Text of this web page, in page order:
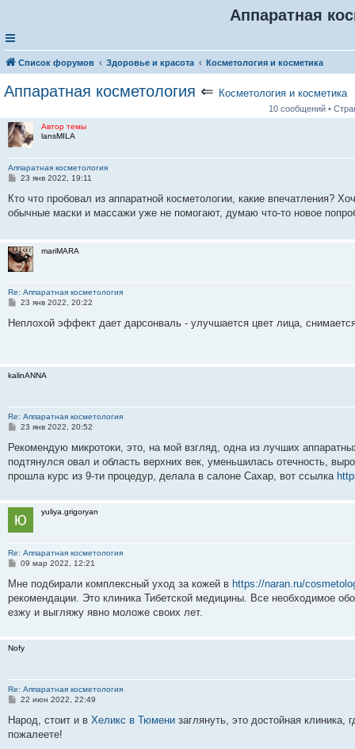
Аппаратная
Список форумов Здоровье и красота Косметология и косметика
Аппаратная косметология ⇐ Косметология и косметика
10 сообщений •
Автор темы
lansMILA
Аппаратная косметология
С
о
щ
е
23 янв 2022, 19:11
Кто что пробовал из аппаратной косметологии, какие впечатления?
обычные маски и массажи уже не помогают, думаю что-то новое
mariMARA
Re: Аппаратная косметология
С
о
и
е
23 янв 2022, 20:22
Неплохой эффект дает дарсонваль - улучшается цвет лица,
kalinANNA
Re: Аппаратная косметология
С
о
щ
е
е
23 янв 2022, 20:52
Рекомендую микротоки, это, на мой взгляд, одна из лучших
подтянулся овал и область верхних век, уменьшилась отечность,
прошла курс из 9-ти процедур, делала в салоне Сахар, вот ссылка
yuliya.grigoryan
Re: Аппаратная косметология
С
о
щ
е
е
09 мар 2022, 12:21
Мне подбирали комплексный уход за кожей в https://naran.ru/
рекомендации. Это клиника Тибетской медицины. Все необходимое
езжу и выгляжу явно моложе своих лет.
Nofy
Re: Аппаратная косметология
С
о
б
щ
22 июн 2022, 22:49
Народ, стоит и в Хеликс в Тюмени заглянуть, это достойная
пожалеете!